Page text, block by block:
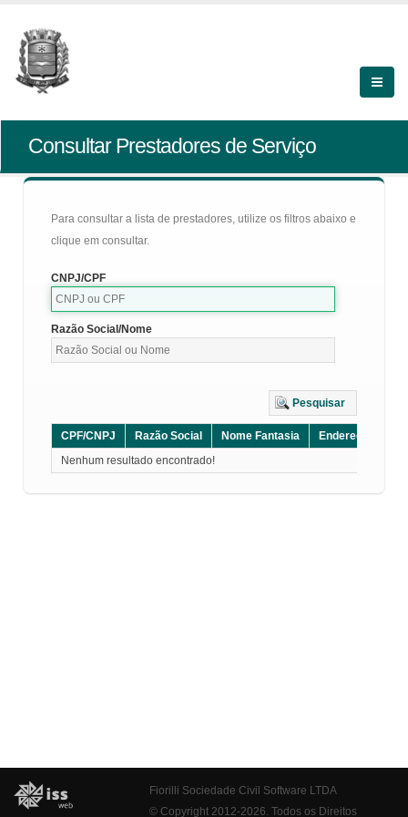
Consultar Prestadores de Serviço
Para consultar a lista de prestadores, utilize os filtros abaixo e
clique em consultar.
CNPJ/CPF
Razão Social/Nome
Pesquisar
CPF/CNPJ Razão Social Nome Fantasia Endereço
Nenhum resultado encontrado!
Fiorilli Sociedade Civil Software LTDA
© Copyright 2012-2026. Todos os Direitos